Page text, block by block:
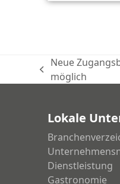
vorheriger
Neue
möglich
Lokale
Dienstleistung
Gastronomie